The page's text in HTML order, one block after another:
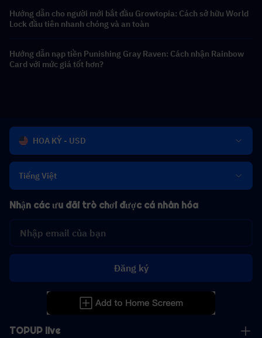
Hướng dẫn cho người mới bắt đầu Growtopia: Cách sở hữu World
Lock đầu tiên nhanh chóng và an toàn
Hướng dẫn nạp tiền Punishing Gray Raven: Cách nhận Rainbow
Card với mức giá tốt hơn?
HOA KỲ - USD
Tiếng Việt
TOPUP live
Nhận các ưu đãi trò chơi được cá nhân hóa
Đăng ký